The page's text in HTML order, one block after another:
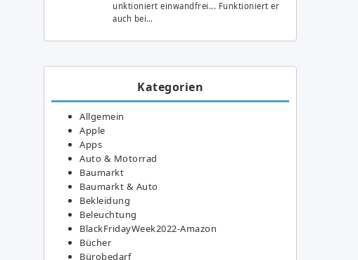
unktioniert einwandfrei... Funktioniert er
auch bei…
Kategorien
Allgemein
Apple
Apps
Auto & Motorrad
Baumarkt
Baumarkt & Auto
Bekleidung
Beleuchtung
BlackFridayWeek2022-Amazon
Bücher
Bürobedarf